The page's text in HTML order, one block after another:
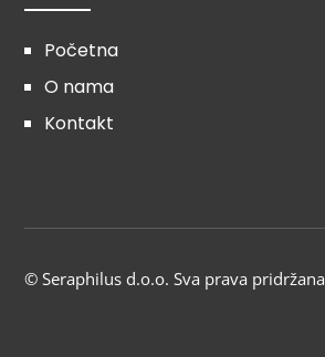
Početna
O nama
Kontakt
© Seraphilus d.o.o. Sva prava pridržana